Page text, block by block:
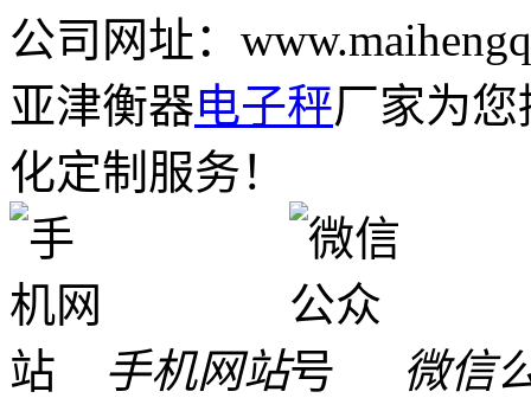
公司网址：
亚津衡器电子秤厂家为
化定制服务！
手机网站 微信